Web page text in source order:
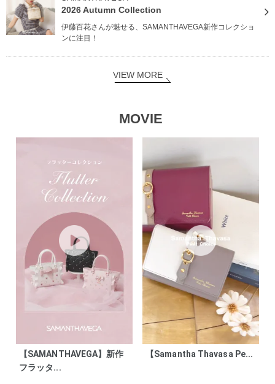
2026 Autumn Collection
伊藤百花さんが魅せる、SAMANTHAVEGA新作コレクショ
ンに注目！
VIEW MORE
MOVIE
【SAMANTHAVEGA】新作
フラッタ...
【Samantha Thavasa Pe...